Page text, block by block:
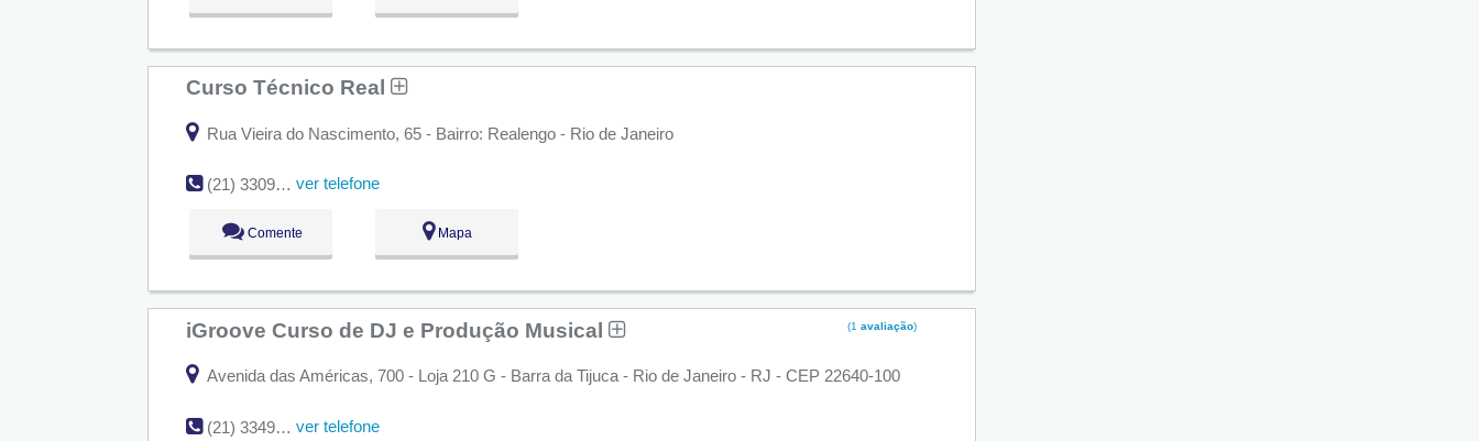
Curso Técnico Real
Rua Vieira do Nascimento, 65 - Bairro: Realengo - Rio de Janeiro
(21) 3309-4183 / (21) 3309-4000 ver telefone
Comente Mapa
iGroove Curso de DJ e Produção Musical (1avaliação)
Avenida das Américas, 700 - Loja 210 G - Barra da Tijuca - Rio de Janeiro - RJ - CEP 22640-100
(21) 3349-9222 | (21) 9992-76402 ver telefone